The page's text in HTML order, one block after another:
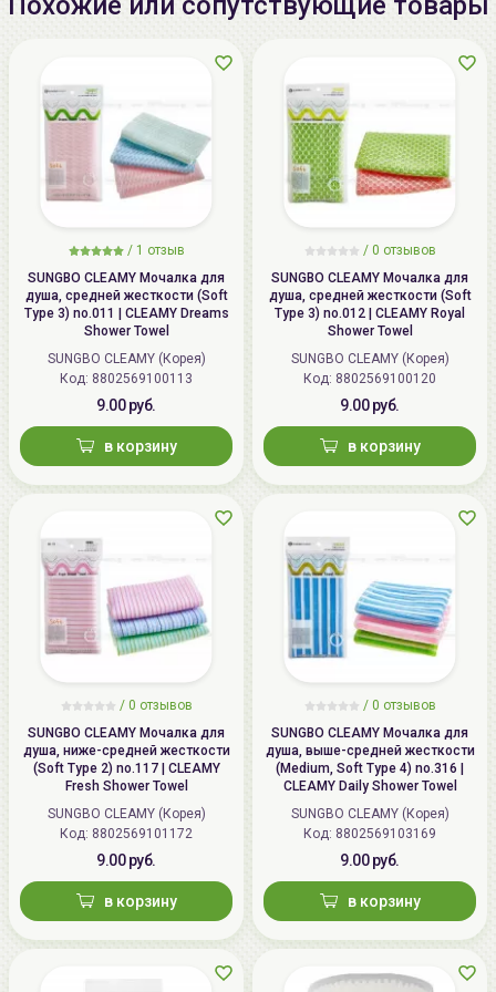
/ 1 отзыв
SUNGBO CLEAMY Мочалка для
душа, средней жесткости (Soft
Type 3) no.011 | CLEAMY Dreams
Shower Towel
SUNGBO CLEAMY (Корея)
Код: 8802569100113
9.00 руб.
в корзину
/ 0 отзывов
SUNGBO CLEAMY Мочалка для
душа, средней жесткости (Soft
Type 3) no.012 | CLEAMY Royal
Shower Towel
SUNGBO CLEAMY (Корея)
Код: 8802569100120
9.00 руб.
в корзину
/ 0 отзывов
SUNGBO CLEAMY Мочалка для
душа, ниже-средней жесткости
(Soft Type 2) no.117 | CLEAMY
Fresh Shower Towel
SUNGBO CLEAMY (Корея)
Код: 8802569101172
9.00 руб.
в корзину
/ 0 отзывов
SUNGBO CLEAMY Мочалка для
душа, выше-средней жесткости
(Medium, Soft Type 4) no.316 |
CLEAMY Daily Shower Towel
SUNGBO CLEAMY (Корея)
Код: 8802569103169
9.00 руб.
в корзину